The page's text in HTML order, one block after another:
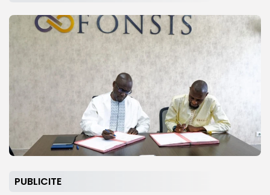
PUBLICITE